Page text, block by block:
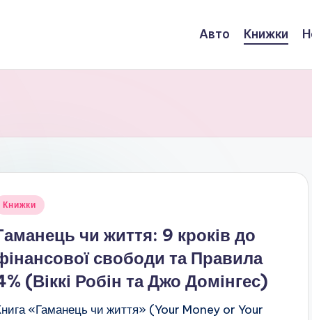
Авто Книжки
Книжки
чи життя: 9 кроків до
свободи та Правила
(Віккі Робін та Джо Домінгес)
«Гаманець чи життя» (Your Money or Your